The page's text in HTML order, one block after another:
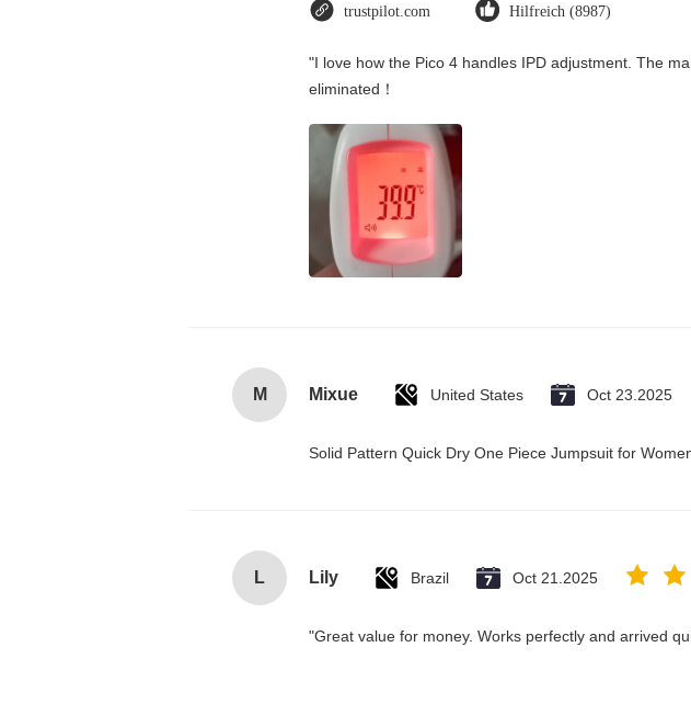
trustpilot.com Hilfreich (8987)
"I love how the Pico 4 handles IPD adjustment. The
eliminated！
M Mixue United States Oct 23.2025
Solid Pattern Quick Dry One Piece Jumpsuit for
L Lily Brazil Oct 21.2025
"Great value for money. Works perfectly and arrived